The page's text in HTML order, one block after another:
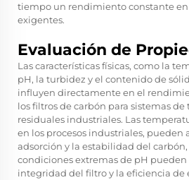
tiempo un rendimiento constante
exigentes.
Evaluación de
Las características físicas, como la
pH, la turbidez y el contenido de
influyen directamente en el
los filtros de carbón para sistemas
residuales industriales. Las
en los procesos industriales, pueden
adsorción y la estabilidad del
condiciones extremas de pH
integridad del filtro y la eficiencia